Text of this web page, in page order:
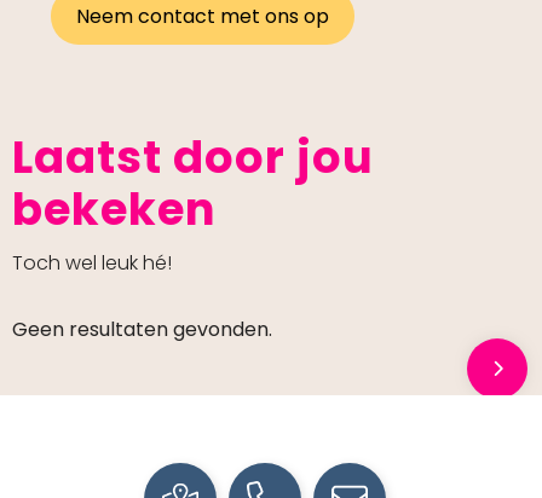
Neem contact met ons op
Laatst door jou
bekeken
Toch wel leuk hé!
Geen resultaten gevonden.